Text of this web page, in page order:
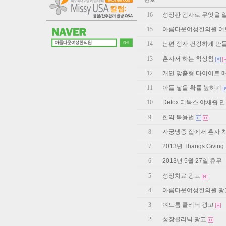
16 성장판 검사로 무엇을
15 아름다운여성한의원
14 남편 정자 건강하게 만
13 혼자서 하는 착상침
12 개인 맞춤형 다이어트
11 아들 낳을 확률 높히기
10 Detox 디톡스 야채즙
9 한약 복용법
8 자궁냉증 집에서 혼자
7 2013년 Thangs
6 2013년 5월 27일 휴무
5 성장치료 광고
4 아름다운여성한의원 광
3 여드름 클리닉 광고
2 성장클리닉 광고